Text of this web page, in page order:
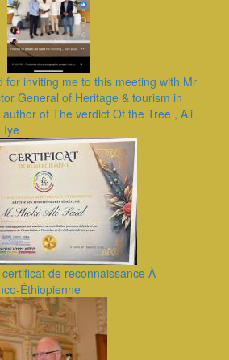
for inviting me to this meeting with Mr
General of Heritage & tourism in
of The verdict Of the Tree , Ali
Iye
de reconnaissance À
Éthiopienne